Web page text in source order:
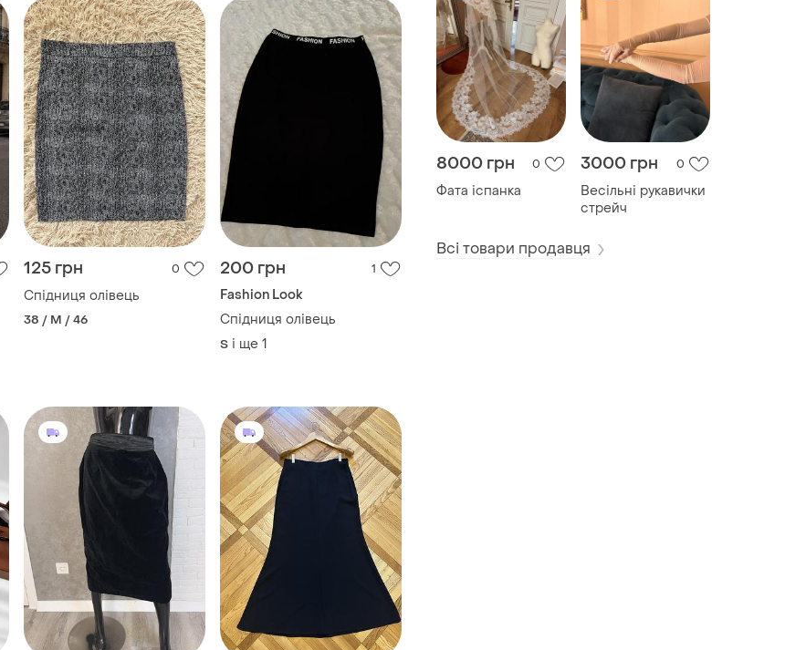
8000 грн 0
Фата іспанка
3000 грн 0
Весільні рукавички
стрейч
Всі товари продавця
125 грн 0
Спідниця олівець
38 / M / 46
200 грн 1
Fashion Look
Спідниця олівець
S і ще 1